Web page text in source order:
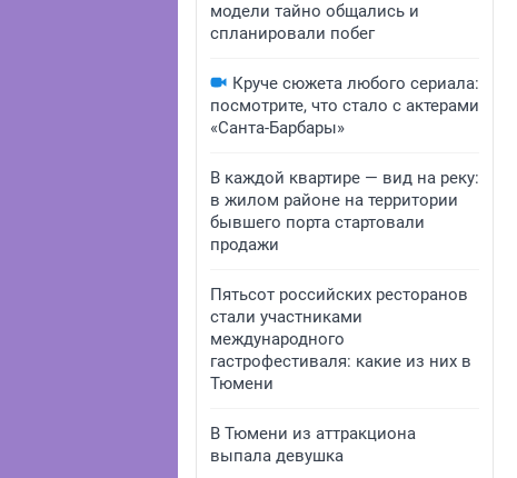
модели тайно общались и
спланировали побег
Круче сюжета любого сериала:
посмотрите, что стало с актерами
«Санта-Барбары»
В каждой квартире — вид на реку:
в жилом районе на территории
бывшего порта стартовали
продажи
Пятьсот российских ресторанов
стали участниками
международного
гастрофестиваля: какие из них в
Тюмени
В Тюмени из аттракциона
выпала девушка